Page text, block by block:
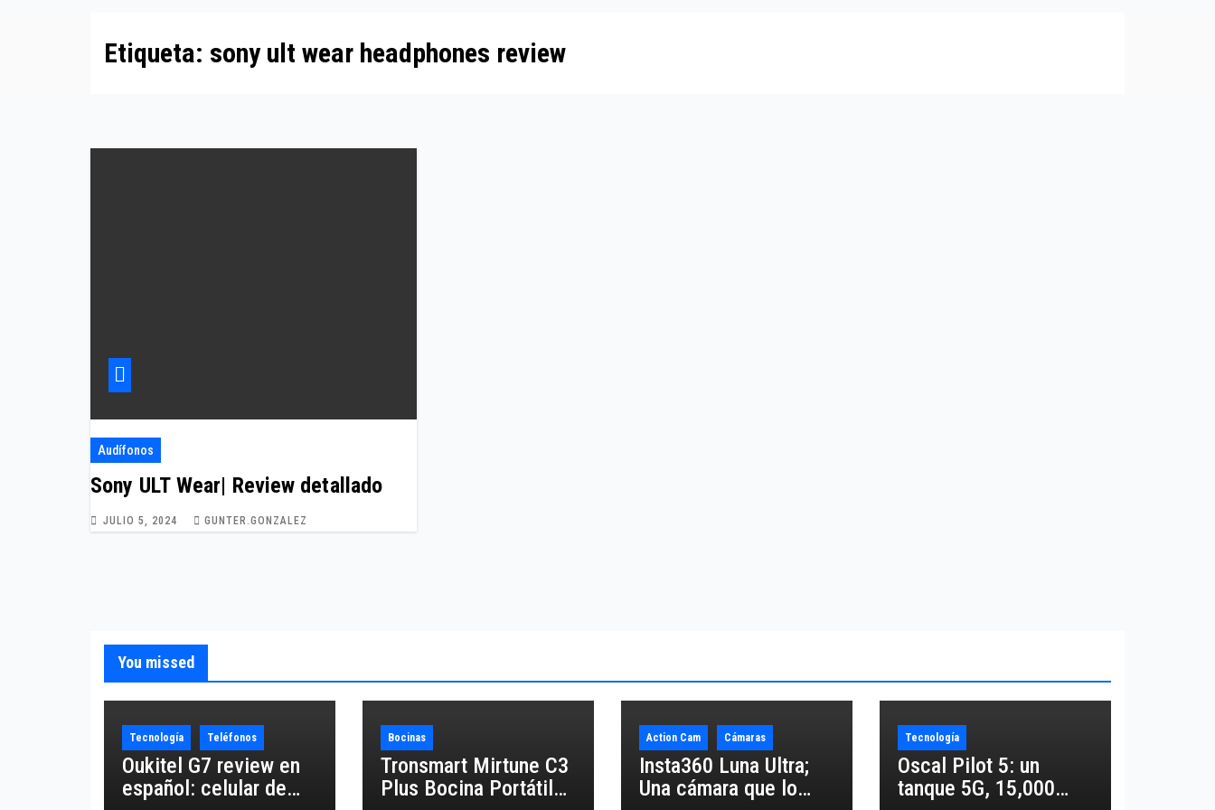
Etiqueta: sony ult wear headphones review
Audífonos
Sony ULT Wear| Review detallado
JULIO 5, 2024 GUNTER.GONZALEZ
You missed
Tecnología Teléfonos
Oukitel G7 review en
español: celular de
Bocinas
Tronsmart Mirtune C3
Plus Bocina Portátil
Action Cam Cámaras
Insta360 Luna Ultra;
Una cámara que lo
Tecnología
Oscal Pilot 5: un
tanque 5G, 15,000